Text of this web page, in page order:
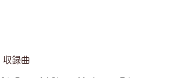
​収録曲